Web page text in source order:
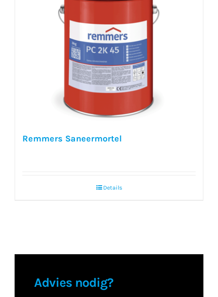
Remmers Saneermortel
Details
Advies nodig?